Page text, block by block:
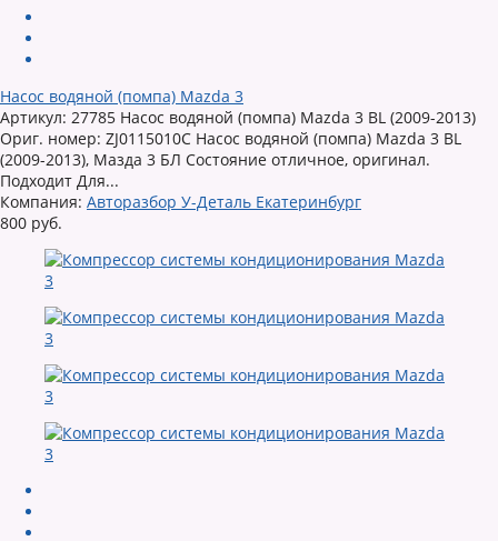
Насос водяной (помпа) Mazda 3
Артикул: 27785 Насос водяной (помпа) Mazda 3 BL (2009-2013)
Ориг. номер: ZJ0115010C Насос водяной (помпа) Mazda 3 BL
(2009-2013), Мазда 3 БЛ Состояние отличное, оригинал.
Подходит Для...
Компания: Авторазбор У-Деталь Екатеринбург
800 руб.